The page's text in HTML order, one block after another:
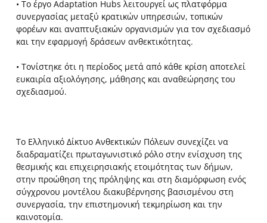
• Το έργο Adaptation Hubs λειτουργεί ως πλατφόρμα
συνεργασίας μεταξύ κρατικών υπηρεσιών, τοπικών
φορέων και αναπτυξιακών οργανισμών για τον σχεδιασμό
και την εφαρμογή δράσεων ανθεκτικότητας.
• Τονίστηκε ότι η περίοδος μετά από κάθε κρίση αποτελεί
ευκαιρία αξιολόγησης, μάθησης και αναθεώρησης του
σχεδιασμού.
Το Ελληνικό Δίκτυο Ανθεκτικών Πόλεων συνεχίζει να
διαδραματίζει πρωταγωνιστικό ρόλο στην ενίσχυση της
θεσμικής και επιχειρησιακής ετοιμότητας των δήμων,
στην προώθηση της πρόληψης και στη διαμόρφωση ενός
σύγχρονου μοντέλου διακυβέρνησης βασισμένου στη
συνεργασία, την επιστημονική τεκμηρίωση και την
καινοτομία.